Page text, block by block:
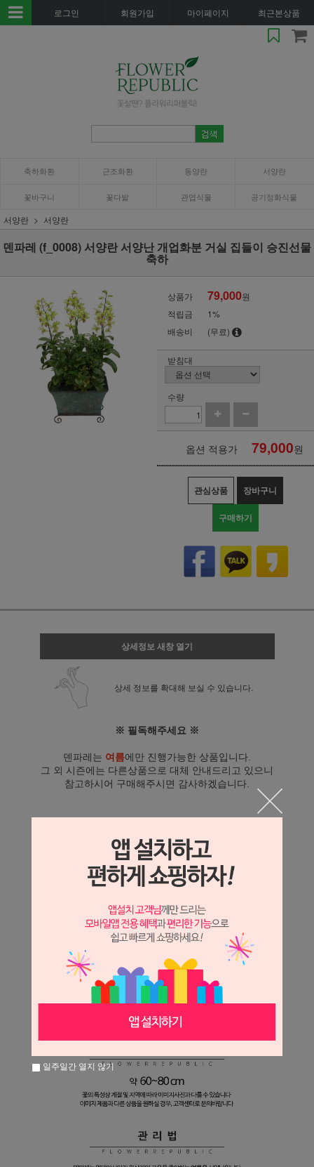
로그인 회원가입 마이페이지 최근본상품
축하화환 근조화환 동양란 서양란
꽃바구니 꽃다발 관엽식물 공기정화식물
서양란 서양란
덴파레 (f_0008) 서양란 서양난 개업화분 거실 집들이 승진선물
축하
상품가 79,000원
적립금
1%
배송비
(무료)
받침대
수량
옵션 적용가 79,000원
관심상품 장바구니
구매하기
상세정보 새창 열기
상세 정보를 확대해 보실 수 있습니다.
※ 필독해주세요 ※
덴파레는 여름에만 진행가능한 상품입니다.
그 외 시즌에는 다른상품으로 대체 안내드리고 있으니
참고하시어 구매해주시면 감사하겠습니다.
일주일간 열지 않기